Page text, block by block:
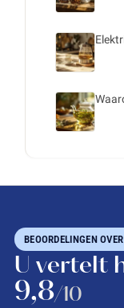
BEOORDELINGEN
U vertelt
9,8/10